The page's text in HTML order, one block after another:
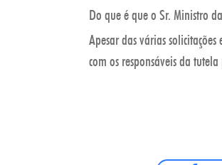
Do que é que o Sr. Ministro
Apesar das várias
com os responsáveis da